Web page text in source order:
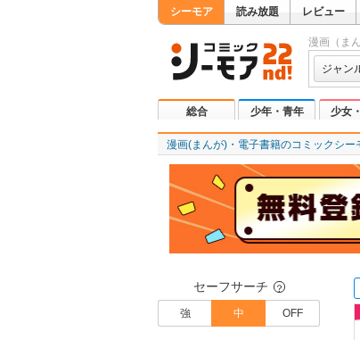
シーモア 読み放題 レビュー
漫画（ま
ジャン
総合 少年・青年 少女
漫画(まんが)・電子書籍のコミックシー
セーフサーチ ？
強 中 OFF